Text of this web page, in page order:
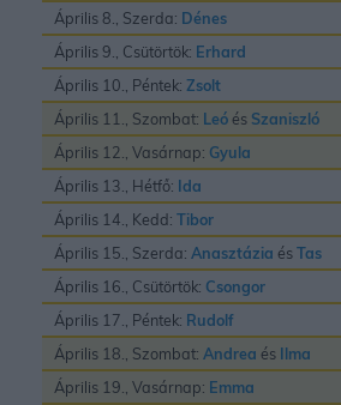
Április 8., Szerda: Dénes
Április 9., Csütörtök: Erhard
Április 10., Péntek: Zsolt
Április 11., Szombat: Leó és Szaniszló
Április 12., Vasárnap: Gyula
Április 13., Hétfő: Ida
Április 14., Kedd: Tibor
Április 15., Szerda: Anasztázia ésTas
Április 16., Csütörtök: Csongor
Április 17., Péntek: Rudolf
Április 18., Szombat: Andrea és Ilma
Április 19., Vasárnap: Emma